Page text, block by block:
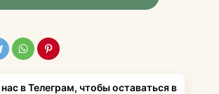
в Телеграм, чтобы оставаться в